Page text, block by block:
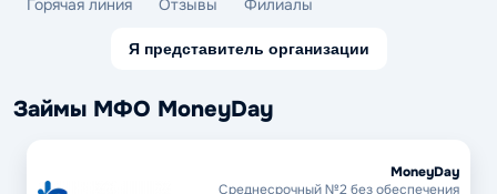
Горячая линия Отзывы Филиалы
Я представитель организации
Займы МФО MoneyDay
MoneyDay
Среднесрочный №2 без обеспечения